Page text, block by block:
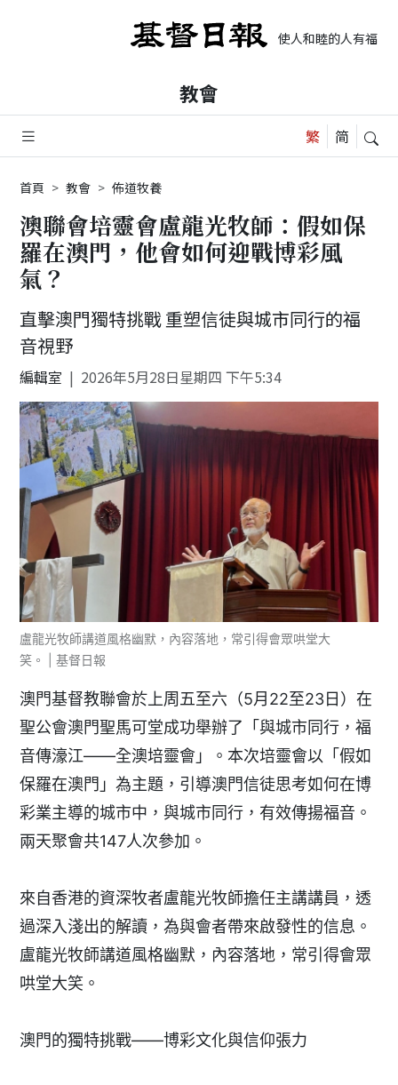
使人和睦的人有福了
教會
首頁 教會 佈道牧養
澳聯會培靈會盧龍光牧師：假如保
羅在澳門，他會如何迎戰博彩風
氣？
直擊澳門獨特挑戰 重塑信徒與城市同行的福
音視野
編輯室 2026年5月28日星期四 下午5:34
盧龍光牧師講道風格幽默，內容落地，常引得會眾哄堂大
笑。 | 基督日報
澳門基督教聯會於上周五至六（5月22至23日）在
聖公會澳門聖馬可堂成功舉辦了「與城市同行，福
音傳濠江——全澳培靈會」。本次培靈會以「假如
保羅在澳門」為主題，引導澳門信徒思考如何在博
彩業主導的城市中，與城市同行，有效傳揚福音。
兩天聚會共147人次參加。
來自香港的資深牧者盧龍光牧師擔任主講講員，透
過深入淺出的解讀，為與會者帶來啟發性的信息。
盧龍光牧師講道風格幽默，內容落地，常引得會眾
哄堂大笑。
澳門的獨特挑戰——博彩文化與信仰張力